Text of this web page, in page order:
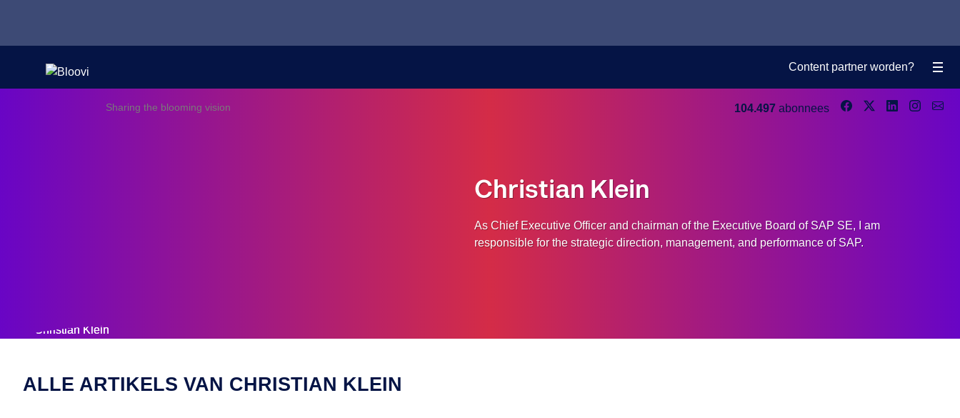
Content partner worden?
Sharing the blooming vision 104.497 abonnees
Christian Klein
As Chief Executive Officer and chairman of the Executive Board of SAP SE, I am
responsible for the strategic direction, management, and performance of SAP.
ALLE ARTIKELS VAN CHRISTIAN KLEIN